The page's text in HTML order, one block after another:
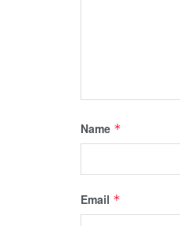
Name *
Email *